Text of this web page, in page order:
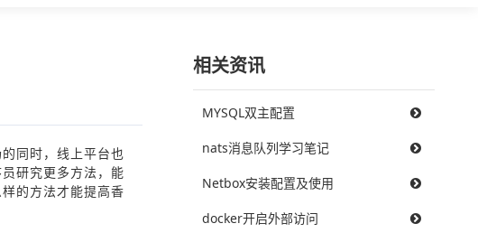
同时，线上平台也
研究更多方法，能
的方法才能提高香
相关资讯
MYSQL双主配置
nats消息队列学习笔记
Netbox安装配置及使用
docker开启外部访问